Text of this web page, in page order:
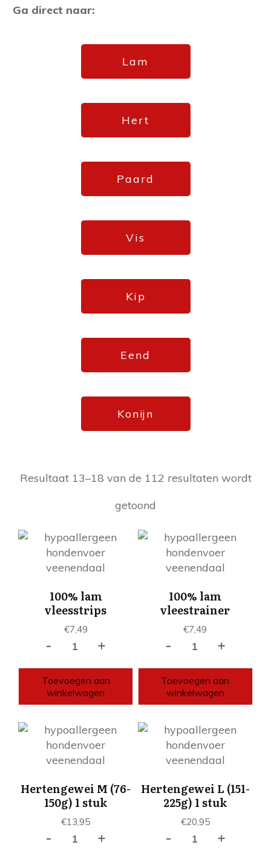
Ga direct naar:
Lam
Hert
Paard
Vis
Kip
Eend
Konijn
Resultaat 13–18 van de 112 resultaten wordt
getoond
100% lam
vleesstrips
€7,49
-
100%
vleesstrips
aantal
+
Toevoegen aan
winkelwagen
100% lam
vleestrainer
€7,49
-
100%
vleestrainer
aantal
+
Toevoegen aan
winkelwagen
Hertengewei M (76-
150g) 1 stuk
€13,95
-
Hertengewei
+
Hertengewei L (151-
225g) 1 stuk
€20,95
-
Hertengewei
+